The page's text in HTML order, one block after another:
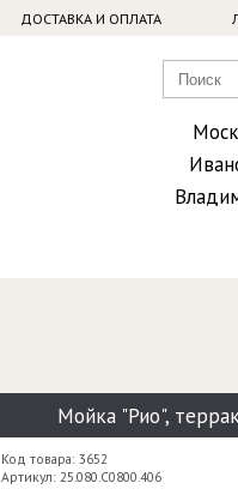
ДОСТАВКА И ОПЛАТА
Мойка "Рио",
Код товара: 3652
Артикул: 25.080.C0800.406